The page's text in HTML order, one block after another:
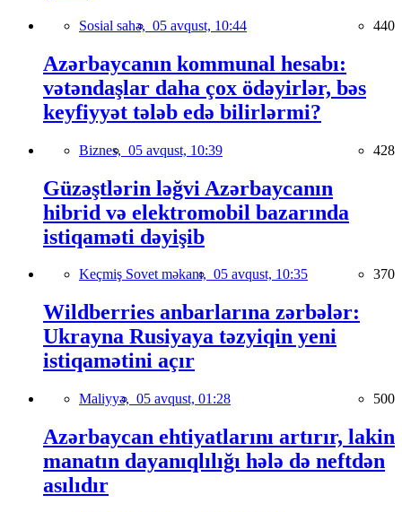
Sosial sahə, 05 avqust, 10:44 440
Azərbaycanın kommunal hesabı:
vətəndaşlar daha çox ödəyirlər, bəs
keyfiyyət tələb edə bilirlərmi?
Biznes, 05 avqust, 10:39 428
Güzəştlərin ləğvi Azərbaycanın
hibrid və elektromobil bazarında
istiqaməti dəyişib
Keçmiş Sovet məkanı, 05 avqust, 10:35 370
Wildberries anbarlarına zərbələr:
Ukrayna Rusiyaya təzyiqin yeni
istiqamətini açır
Maliyyə, 05 avqust, 01:28 500
Azərbaycan ehtiyatlarını artırır, lakin
manatın dayanıqlılığı hələ də neftdən
asılıdır